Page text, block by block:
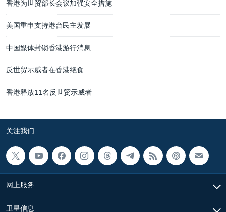
香港为世贸部长会议加强安全措施
美国重申支持港台民主发展
中国媒体封锁香港游行消息
反世贸示威者在香港绝食
香港释放11名反世贸示威者
关注我们
网上服务
卫星信息